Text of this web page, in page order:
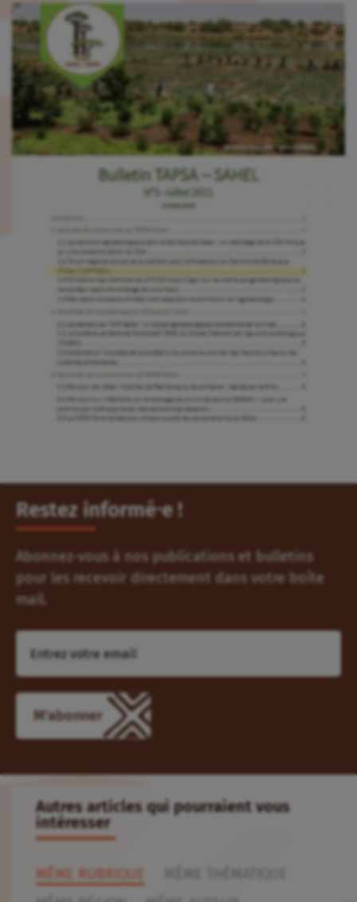
Restez informé⸱e !
Abonnez-vous à nos publications et bulletins
pour les recevoir directement dans votre boîte
mail.
M'abonner
Autres articles qui pourraient vous
intéresser
MÊME RUBRIQUE